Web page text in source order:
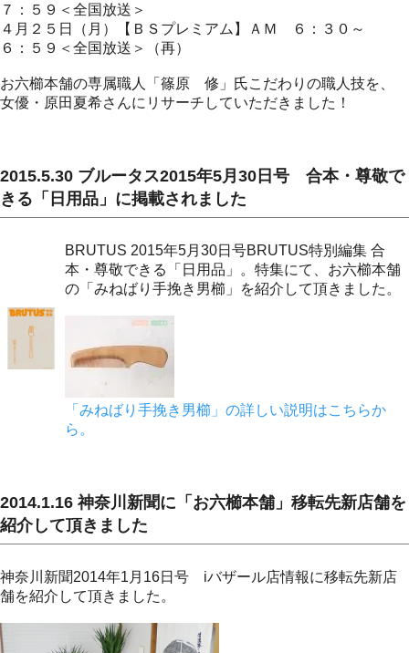
７：５９＜全国放送＞
４月２５日（月）【ＢＳプレミアム】ＡＭ ６：３０～
６：５９＜全国放送＞（再）
お六櫛本舗の専属職人「篠原 修」氏こだわりの職人技を、
女優・原田夏希さんにリサーチしていただきました！
2015.5.30 ブルータス2015年5月30日号 合本・尊敬で
きる「日用品」に掲載されました
BRUTUS 2015年5月30日号BRUTUS特別編集 合
本・尊敬できる「日用品」。特集にて、お六櫛本舗
の「みねばり手挽き男櫛」を紹介して頂きました。
「みねばり手挽き男櫛」の詳しい説明はこちらか
ら。
2014.1.16 神奈川新聞に「お六櫛本舗」移転先新店舗を
紹介して頂きました
神奈川新聞2014年1月16日号 iバザール店情報に移転先新店
舗を紹介して頂きました。